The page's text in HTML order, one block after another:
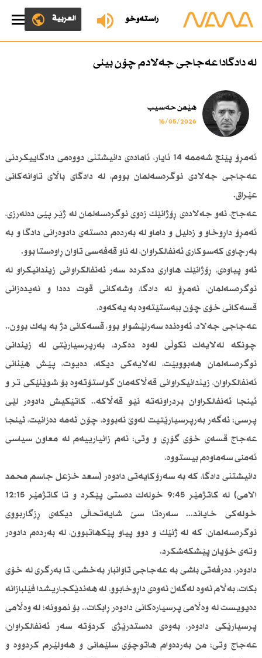
ڕاستەوخۆ العربية
لە دادگادا عەجاجی جەلادم چۆن بینی
هێمن حەسیب
16/05/2026
ئەمڕۆ پێنج شەممە 14 ئایار، ئامادەی دانیشتنی دووەمی دادگاییکردنی
عەجاجی جەلادی نوگرەسەلمان بووم، لە دادگای باڵای تاوانەکانی
عێراق.
عەجاج، ئەو جەلادەی ڕۆژانێك زەوی نوگرەسەلمان لە ژێر پێی دەلەرزی،
ئەمڕۆ داڕوخاو و زەلیل و داماو لە بەردەم دەستەی دادوەرانی دادگا و بە
بەرچاوی کەسوکاری ئەنفالکراوان، لە ناو قەفەسی تاوان ڕاوەستا بوو.
ئەو پیاوەی، ڕۆژانێك هاواری دەکردە سەر ئەنفالکراوانی زیندانیکراو لە
نوگرەسەلمان، ئەمڕۆ لە دادگا، وشەکانی قوت دەدا و نەیدەزانی
قسەکانی خۆی چۆن ببەستێتەوە بە یەكەوە.
عەجاجی جەلاد، ئەوەندە سەرلێشواو بوو، قسەکانی دژ بە یەك بوون..
چونکە لەلایەك نکوڵی لەوە دەکرد، بەرپرسیارێتی لە زیندانی
نوگرەسەلمان هەبووبێت، لەلایەکی دیکە، دەیوت، پێش هێنانی
ئەنفالکراوان، زیندانیکراوانی قەڵاکەمان گواستۆتەوە بۆ شوێنێکی تر و
ئینجا ئەنفالکراوان بردراونەتە نێو قەڵاکە.. کاتێکیش دادوەر لێی
پرسی؛ ئەگەر بەرپرسیارێتیت لەوێ نەبووە، چۆن ئەمە دەزانیت، ئینجا
عەجاج قسەی خۆی گۆڕی و وتی؛ ئەم زانیارییەم لە معاون سیاسی
ئەمنی سەماوەم بیستووە.
دانیشتنی دادگا، کە بە سەرۆکایەتی دادوەر (سعد خزعل جاسم محمد
الامی) لە کاتژمێر 9:45 خولەك دەستی پێکرد و تا کاتژمێر 12:15
خولەکی خایاند... سەرەتا سێ شایەتحاڵی دیکەی ڕزگاربووی
نوگرەسەلمان، کە لە ژنێك و دوو پیاو پێکهاتبوون، لە بەردەم دادوەر
وتەی خۆیان پێشکەشکرد.
دادوەر، دەرفەتی باشی بە عەجاجی تاوانبار بەخشی، تا بەرگری لە خۆی
بکات، بەڵام ئەوە لەگەڵ ئەوەی داڕوخابوو، لە هەندێكجاریشدا فێلبازانە
دەیویست لە وەڵامی پرسیارەکانی دادوەر ڕابکات.. بۆ نموونە؛ لە وەڵامی
پرسیارێکی دادوەر، بەوەی دەستدرێژی کردۆتە سەر ئەنفالکراوان،
عەجاج وتی؛ من بەردەوام هاتوچۆی سلێمانی و هەولێرم کردووە و